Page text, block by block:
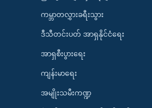
ကမ္ဘာတလွှားခရီးသွား
ဒီသီတင်းပတ် အာရှနိုင်ငံရေး
အာရှစီးပွားရေး
ကျန်းမာရေး
အမျိုးသမီးကဏ္ဍ